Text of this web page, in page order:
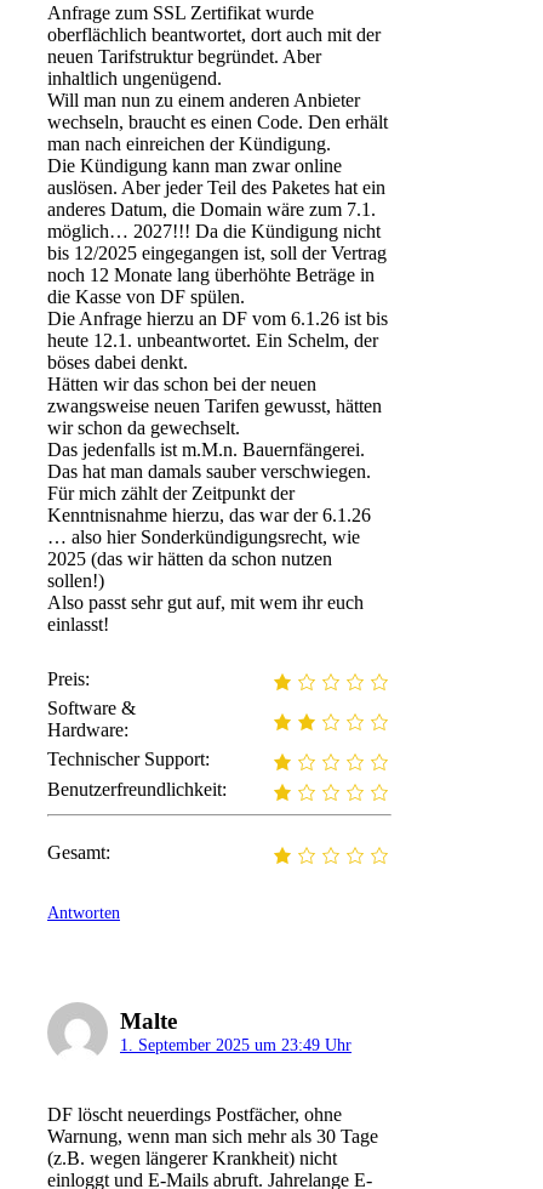
Anfrage zum SSL Zertifikat wurde
oberflächlich beantwortet, dort auch mit der
neuen Tarifstruktur begründet. Aber
inhaltlich ungenügend.
Will man nun zu einem anderen Anbieter
wechseln, braucht es einen Code. Den erhält
man nach einreichen der Kündigung.
Die Kündigung kann man zwar online
auslösen. Aber jeder Teil des Paketes hat ein
anderes Datum, die Domain wäre zum 7.1.
möglich… 2027!!! Da die Kündigung nicht
bis 12/2025 eingegangen ist, soll der Vertrag
noch 12 Monate lang überhöhte Beträge in
die Kasse von DF spülen.
Die Anfrage hierzu an DF vom 6.1.26 ist bis
heute 12.1. unbeantwortet. Ein Schelm, der
böses dabei denkt.
Hätten wir das schon bei der neuen
zwangsweise neuen Tarifen gewusst, hätten
wir schon da gewechselt.
Das jedenfalls ist m.M.n. Bauernfängerei.
Das hat man damals sauber verschwiegen.
Für mich zählt der Zeitpunkt der
Kenntnisnahme hierzu, das war der 6.1.26
… also hier Sonderkündigungsrecht, wie
2025 (das wir hätten da schon nutzen
sollen!)
Also passt sehr gut auf, mit wem ihr euch
einlasst!
Preis:
Software &
Hardware:
Technischer Support:
Benutzerfreundlichkeit:
Gesamt:
Antworten
Malte
1. September 2025 um 23:49 Uhr
DF löscht neuerdings Postfächer, ohne
Warnung, wenn man sich mehr als 30 Tage
(z.B. wegen längerer Krankheit) nicht
einloggt und E-Mails abruft. Jahrelange E-